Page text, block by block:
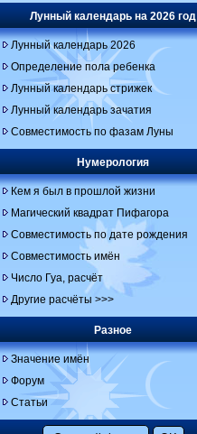
Лунный календарь на 2026 год
Лунный календарь 2026
Определение пола ребенка
Лунный календарь стрижек
Лунный календарь зачатия
Совместимость по фазам Луны
Нумерология
Кем я был в прошлой жизни
Магический квадрат Пифагора
Совместимость по дате рождения
Совместимость имён
Число Гуа, расчёт
Другие расчёты >>>
Разное
Значение имён
Форум
Статьи